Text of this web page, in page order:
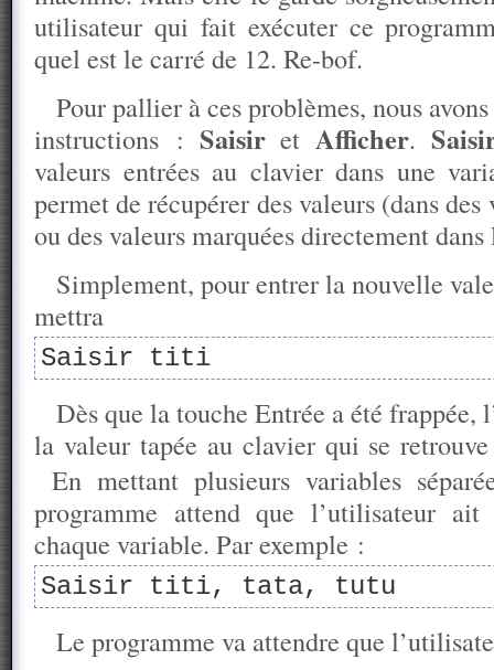
utilisateur qui fait exécuter ce
quel est le carré de 12. Re-bof.
Pour pallier à ces problèmes, nous
instructions : Saisiret Afficher.
valeurs entrées au clavier dans une
permet de récupérer des valeurs (dans des
ou des valeurs marquées directement
Simplement, pour entrer la nouvelle
mettra
Saisir titi
Dès que la touche Entrée a été frappée,
la valeur tapée au clavier qui se
En mettant plusieurs variables
programme attend que l’utilisateur
chaque variable. Par exemple :
Saisir titi, tata, tutu
Le programme va attendre que